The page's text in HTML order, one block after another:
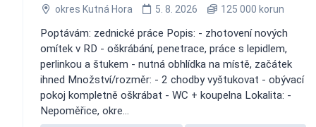
okres Kutná Hora 5. 8. 2026 125 000 korun
Poptávám: zednické práce Popis: - zhotovení nových
omítek v RD - oškrábání, penetrace, práce s lepidlem,
perlinkou a štukem - nutná obhlídka na místě, začátek
ihned Množství/rozměr: - 2 chodby vyštukovat - obývací
pokoj kompletně oškrábat - WC + koupelna Lokalita: -
Nepoměřice, okre...